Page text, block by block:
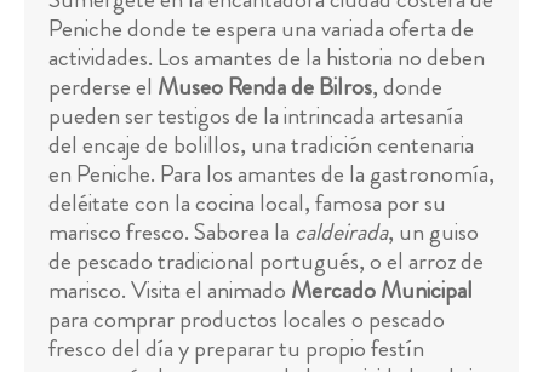
Peniche donde te espera una variada oferta de
actividades. Los amantes de la historia no deben
perderse el Museo Renda de Bilros, donde
pueden ser testigos de la intrincada artesanía
del encaje de bolillos, una tradición centenaria
en Peniche. Para los amantes de la gastronomía,
deléitate con la cocina local, famosa por su
marisco fresco. Saborea la caldeirada, un guiso
de pescado tradicional portugués, o el arroz de
marisco. Visita el animado Mercado Municipal
para comprar productos locales o pescado
fresco del día y preparar tu propio festín